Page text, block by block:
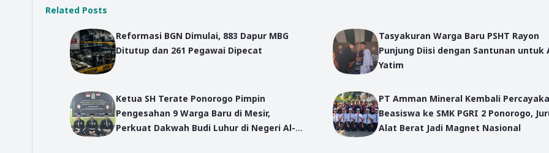
Related Posts
Reformasi BGN Dimulai, 883 Dapur MBG
Ditutup dan 261 Pegawai Dipecat
Tasyakuran Warga Baru PSHT Rayon
Punjung Diisi dengan Santunan untuk
Yatim
Ketua SH Terate Ponorogo Pimpin
Pengesahan 9 Warga Baru di Mesir,
Perkuat Dakwah Budi Luhur di Negeri Al-
PT Amman Mineral Kembali
Beasiswa ke SMK PGRI 2 Ponorogo,
Alat Berat Jadi Magnet Nasional